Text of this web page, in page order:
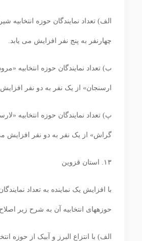
الف) تعداد نمایندگان حوزه انتخابیه
چهارنفر به پنج نفر افزایش می‏ یابد.
ب) تعداد نمایندگان حوزه انتخابیه
ارسنجان» از یک نفر به دو نفر
پ) تعداد نمایندگان حوزه انتخابیه
گراش» از یک نفر به دو نفر افزایش
۱۳. استان قزوین
با افزایش یک نماینده به تعداد
حوزه‏های انتخابیه آن به شرح زیر
الف) با انتزاع البرز و آبیک از حوزه